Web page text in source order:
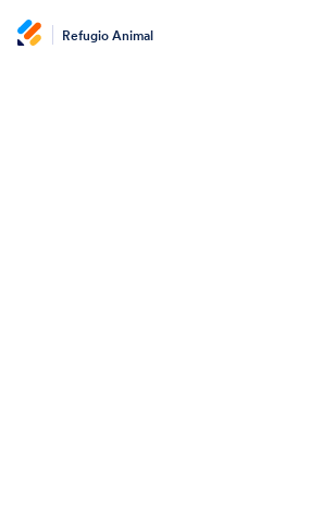
Refugio Animal